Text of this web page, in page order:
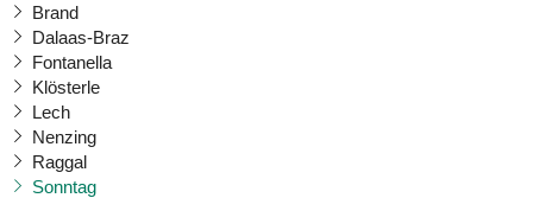
Brand
Dalaas-Braz
Fontanella
Klösterle
Lech
Nenzing
Raggal
Sonntag